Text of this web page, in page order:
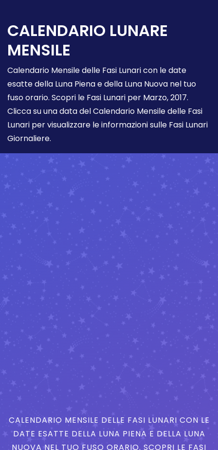
CALENDARIO LUNARE
MENSILE
Calendario Mensile delle Fasi Lunari con le date
esatte della Luna Piena e della Luna Nuova nel tuo
fuso orario. Scopri le Fasi Lunari per Marzo, 2017.
Clicca su una data del Calendario Mensile delle Fasi
Lunari per visualizzare le informazioni sulle Fasi Lunari
Giornaliere.
CALENDARIO MENSILE DELLE FASI LUNARI CON LE
DATE ESATTE DELLA LUNA PIENA E DELLA LUNA
NUOVA NEL TUO FUSO ORARIO. SCOPRI LE FASI